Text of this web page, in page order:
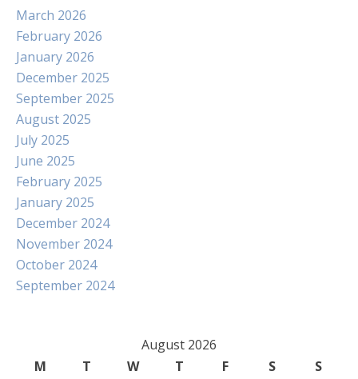
March 2026
February 2026
January 2026
December 2025
September 2025
August 2025
July 2025
June 2025
February 2025
January 2025
December 2024
November 2024
October 2024
September 2024
August 2026
M
T W T F S
S